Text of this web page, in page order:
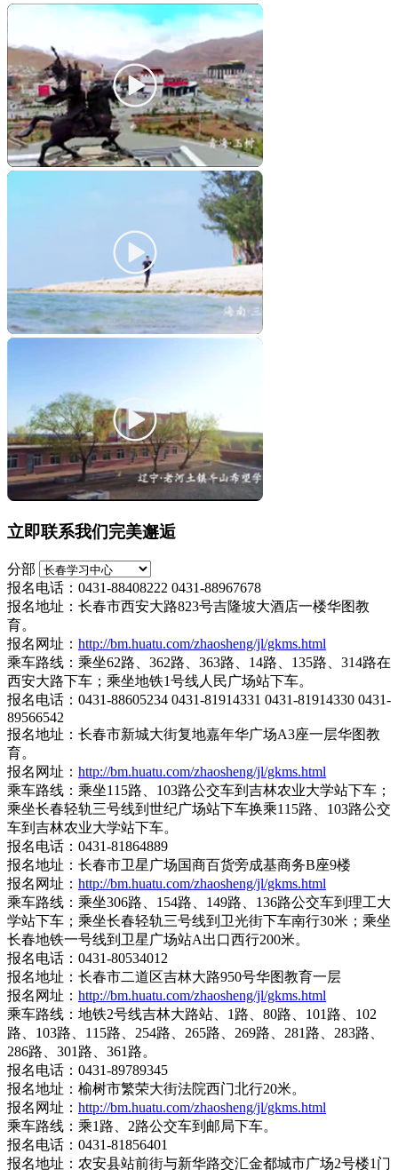
立即联系我们完美邂逅
分部
报名电话：0431-88408222 0431-88967678
报名地址：长春市西安大路823号吉隆坡大酒店一楼华图教
育。
报名网址： http://bm.huatu.com/zhaosheng/jl/gkms.html
乘车路线：乘坐62路、362路、363路、14路、135路、314路在
西安大路下车；乘坐地铁1号线人民广场站下车。
报名电话：0431-88605234 0431-81914331 0431-81914330 0431-
89566542
报名地址：长春市新城大街复地嘉年华广场A3座一层华图教
育。
报名网址： http://bm.huatu.com/zhaosheng/jl/gkms.html
乘车路线：乘坐115路、103路公交车到吉林农业大学站下车；
乘坐长春轻轨三号线到世纪广场站下车换乘115路、103路公交
车到吉林农业大学站下车。
报名电话：0431-81864889
报名地址：长春市卫星广场国商百货旁成基商务B座9楼
报名网址： http://bm.huatu.com/zhaosheng/jl/gkms.html
乘车路线：乘坐306路、154路、149路、136路公交车到理工大
学站下车；乘坐长春轻轨三号线到卫光街下车南行30米；乘坐
长春地铁一号线到卫星广场站A出口西行200米。
报名电话：0431-80534012
报名地址：长春市二道区吉林大路950号华图教育一层
报名网址： http://bm.huatu.com/zhaosheng/jl/gkms.html
乘车路线：地铁2号线吉林大路站、1路、80路、101路、102
路、103路、115路、254路、265路、269路、281路、283路、
286路、301路、361路。
报名电话：0431-89789345
报名地址：榆树市繁荣大街法院西门北行20米。
报名网址： http://bm.huatu.com/zhaosheng/jl/gkms.html
乘车路线：乘1路、2路公交车到邮局下车。
报名电话：0431-81856401
报名地址：农安县站前街与新华路交汇金都城市广场2号楼1门